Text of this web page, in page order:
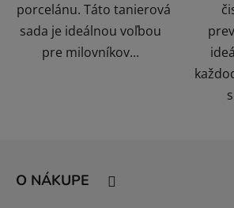
porcelánu. Táto tanierová
sada je ideálnou voľbou
pre milovníkov...
O NÁKUPE